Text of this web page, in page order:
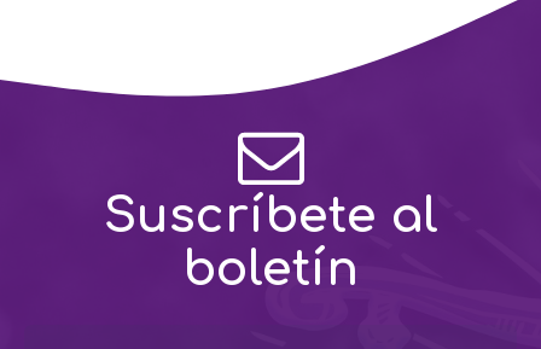
Suscríbete al
boletín